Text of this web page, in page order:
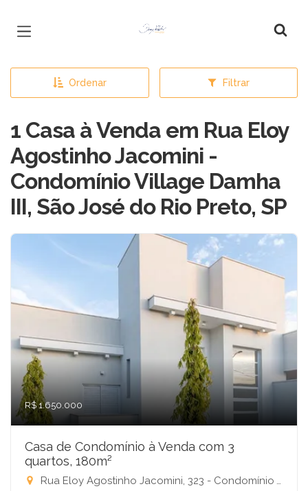
Página inicial
Ordenar Filtrar
1 Casa à Venda em Rua Eloy
Agostinho Jacomini -
Condomínio Village Damha
III, São José do Rio Preto, SP
R$ 1.650.000
Casa de Condomínio à Venda com 3
quartos, 180m²
Rua Eloy Agostinho Jacomini, 323 - Condomínio Village Damha III, São José do Rio Preto-SP